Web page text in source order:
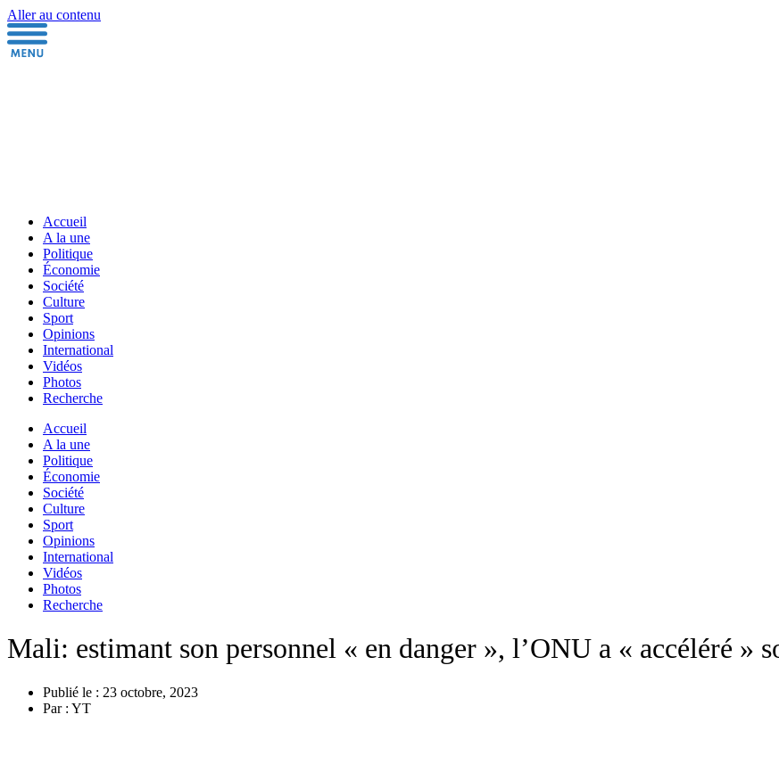
Aller au contenu
Accueil
A la une
Politique
Économie
Société
Culture
Sport
Opinions
International
Vidéos
Photos
Recherche
Accueil
A la une
Politique
Économie
Société
Culture
Sport
Opinions
International
Vidéos
Photos
Recherche
Mali: estimant son personnel « en danger », l’ONU a « accéléré »
Publié le : 23 octobre, 2023
Par : YT